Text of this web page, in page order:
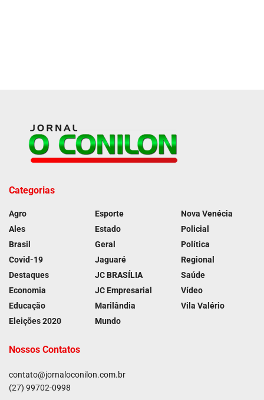
Categorias
Agro
Ales
Brasil
Covid-19
Destaques
Economia
Educação
Eleições 2020
Esporte
Estado
Geral
Jaguaré
JC BRASÍLIA
JC Empresarial
Marilândia
Mundo
Nova Venécia
Policial
Política
Regional
Saúde
Vídeo
Vila Valério
Nossos Contatos
contato@jornaloconilon.com.br
(27) 99702-0998